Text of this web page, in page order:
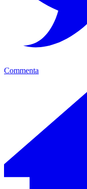
Commenta